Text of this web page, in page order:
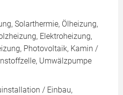
Solarthermie, Ölheizung,
Elektroheizung,
Photovoltaik, Kamin /
Umwälzpumpe
/ Einbau,